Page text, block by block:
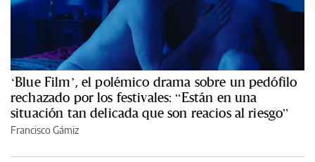
‘Blue Film’, el polémico drama sobre un pedófilo
rechazado por los festivales: “Están en una
situación tan delicada que son reacios al riesgo”
Francisco Gámiz